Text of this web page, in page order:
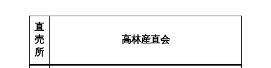
直
売
所
高林産直会